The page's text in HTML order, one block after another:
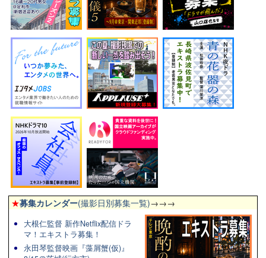
★募集カレンダー(撮影日別募集一覧)→→→
大根仁監督 新作Netflix配信ドラ
マ！エキストラ募集！
永田琴監督映画『藻屑蟹(仮)』